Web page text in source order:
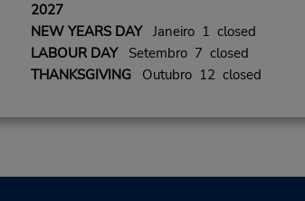
2027
NEW YEARS DAYJaneiro 1 closed
LABOUR DAYSetembro 7 closed
THANKSGIVINGOutubro 12 closed